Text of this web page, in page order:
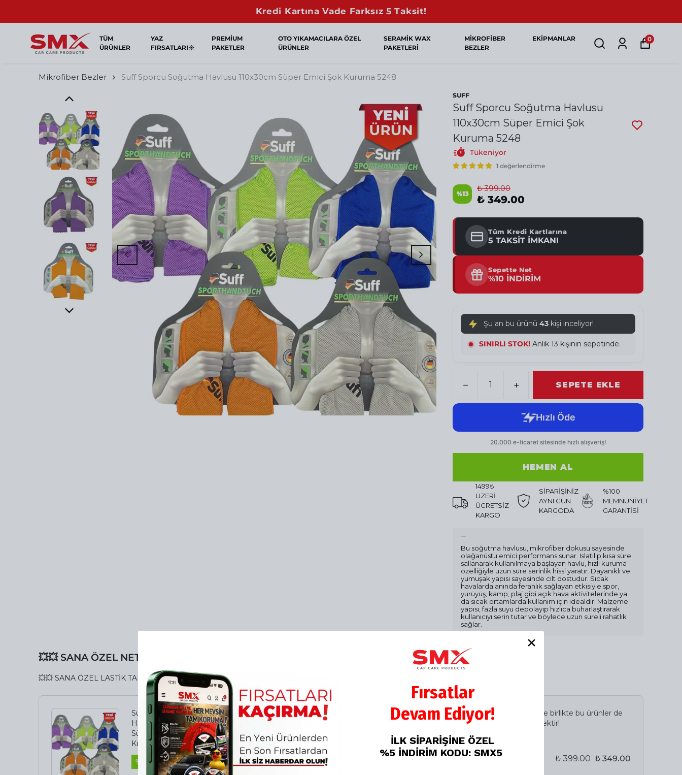
Sepette Net %10 İndirim!
TÜM
ÜRÜNLER
YAZ
FIRSATLARI☀️
PREMİUM
PAKETLER
OTO YIKAMACILARA ÖZEL
ÜRÜNLER
SERAMİK WAX
PAKETLERİ
MİKROFİBER
BEZLER
EKİPMANLAR 0
Mikrofiber Bezler Suff Sporcu Soğutma Havlusu 110x30cm Süper Emici Şok Kuruma 5248
SUFF
Suff Sporcu Soğutma Havlusu
110x30cm Süper Emici Şok
Kuruma 5248
Tükeniyor
1 değerlendirme
%13
₺ 399.00
₺ 349.00
Tüm Kredi Kartlarına
5 TAKSİT İMKANI
Sepette Net
%10 İNDİRİM
Şu an bu ürünü 43 kişi inceliyor!
SINIRLI STOK! Anlık 13 kişinin sepetinde.
SEPETE EKLE
HEMEN AL
1499₺
ÜZERİ
ÜCRETSİZ
KARGO
SİPARİŞİNİZ
AYNI GÜN
KARGODA
%100
MEMNUNİYET
GARANTİSİ
Bu soğutma havlusu, mikrofiber dokusu sayesinde
olağanüstü emici performans sunar. Islatılıp kısa süre
sallanarak kullanılmaya başlayan havlu, hızlı kuruma
özelliğiyle uzun süre serinlik hissi yaratır. Dayanıklı ve
yumuşak yapısı sayesinde cilt dostudur. Sıcak
havalarda anında ferahlık sağlayan etkisiyle spor,
yürüyüş, kamp, plaj gibi açık hava aktivitelerinde ya
da sıcak ortamlarda kullanım için idealdir. Malzeme
yapısı, fazla suyu depolayıp hızlıca buharlaştırarak
kullanıcıyı serin tutar ve böylece uzun süreli rahatlık
sağlar.
💥💥 SANA ÖZEL NET %20 İNDİRİMİ YAKALAMAN İÇİN SON 1 DAKİKAN❗️KAÇIRMA⏳
💥💥 SANA ÖZEL LASTİK TAMİR KİTİ NET %20 İNDİRİMLİ
Suff Sporcu Soğutma
Havlusu 110x30cm
Süper Emici Şok
Kuruma 5248
%
13
SMX Lastik Tamir
İncelediğiniz ürün ile birlikte bu ürünler de
sepetinize eklenecektir!
Avantajlı Toplam
₺ 399.00 ₺ 349.00
Fırsatlar
Devam Ediyor!
İLK SİPARİŞİNE ÖZEL
%5 İNDİRİM KODU: SMX5